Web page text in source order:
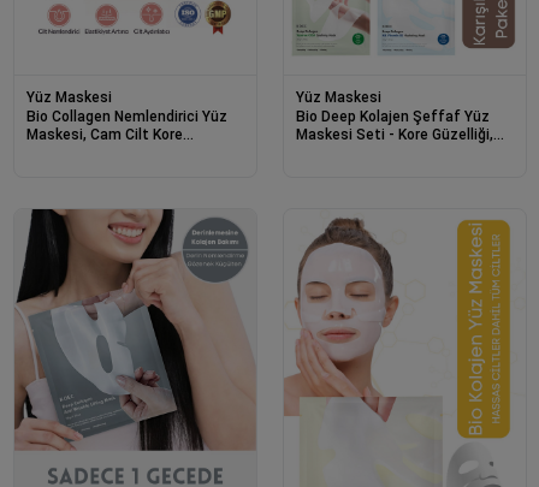
Yüz Maskesi
Bio Collagen Nemlendirici Yüz
Maskesi, Cam Cilt Kore
Yüz Maskesi
Bio Deep Kolajen Şeffaf Yüz
Maskesi Seti - Kore Güzelliği,